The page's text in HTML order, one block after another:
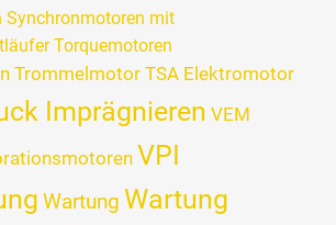
Synchronmotoren mit
Torquemotoren
Trommelmotor TSA Elektromotor
Imprägnieren VEM
VPI
Wartung Wartung